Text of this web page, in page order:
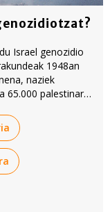
Israel genozidio
1948an
naziek
65.000 palestinar